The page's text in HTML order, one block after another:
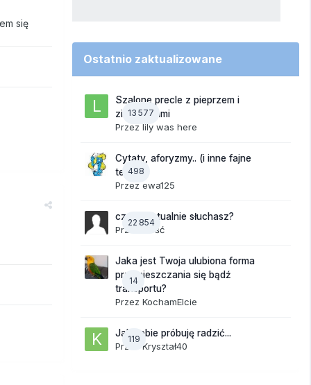
się
Ostatnio zaktualizowane
13 577
Szalone precle z pieprzem i
ziemniakami
Przez lily was here
498
Cytaty, aforyzmy.. (i inne fajne
teksty)
Przez ewa125
22 854
czego aktualnie słuchasz?
Przez Gość
14
Jaka jest Twoja ulubiona forma
przemieszczania się bądź
transportu?
Przez KochamElcie
119
Jak sobie próbuję radzić...
Przez Kryształ40